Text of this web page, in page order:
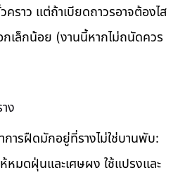
ราว แต่ถ้าเบียดถาวรอาจต้องไส
เล็กน้อย (งานนี้หากไม่ถนัดควร
ง
การฝืดมักอยู่ที่รางไม่ใช่บานพับ:
ห้หมดฝุ่นและเศษผง ใช้แปรงและ